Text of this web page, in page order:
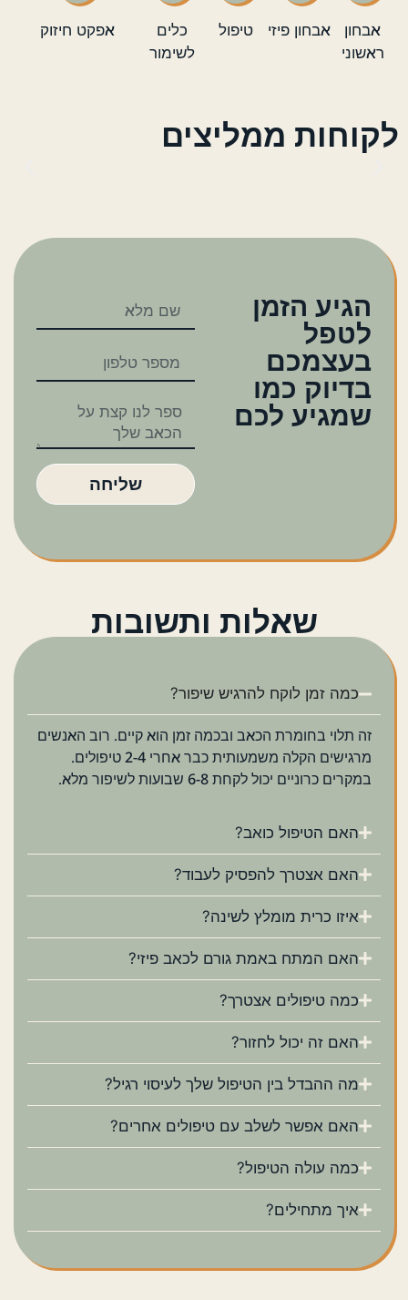
אבחון
ראשוני
אבחון פיזי טיפול
כלים
לשימור
אפקט חיזוק
לקוחות ממליצים
הגיע הזמן
לטפל
בעצמכם
בדיוק כמו
שמגיע לכם
שליחה
שאלות ותשובות
כמה זמן לוקח להרגיש שיפור?
זה תלוי בחומרת הכאב ובכמה זמן הוא קיים. רוב האנשים
מרגישים הקלה משמעותית כבר אחרי 2-4 טיפולים.
במקרים כרוניים יכול לקחת 6-8 שבועות לשיפור מלא.
האם הטיפול כואב?
האם אצטרך להפסיק לעבוד?
איזו כרית מומלץ לשינה?
האם המתח באמת גורם לכאב פיזי?
כמה טיפולים אצטרך?
האם זה יכול לחזור?
מה ההבדל בין הטיפול שלך לעיסוי רגיל?
האם אפשר לשלב עם טיפולים אחרים?
כמה עולה הטיפול?
איך מתחילים?